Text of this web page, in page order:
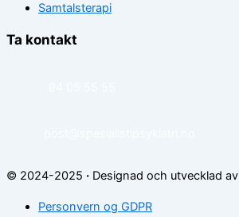
Samtalsterapi
Ta kontakt
© 2024-2025 · Designad och utvecklad av
Personvern og GDPR